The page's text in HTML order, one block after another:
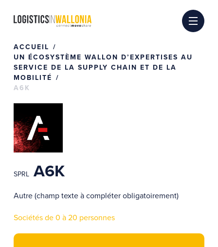
ACCUEIL
UN ÉCOSYSTÈME WALLON D’EXPERTISES AU
SERVICE DE LA SUPPLY CHAIN ET DE LA
MOBILITÉ
A6K
SPRL A6K
Autre (champ texte à compléter obligatoirement)
Sociétés de 0 à 20 personnes